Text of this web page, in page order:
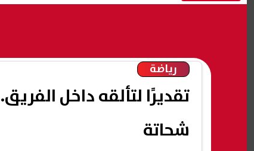
رياضة
تقديرًا لتألقه داخل
شحاتة